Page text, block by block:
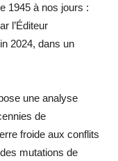
1945 à nos jours :
l’Éditeur
2024, dans un
une analyse
de
froide aux conflits
mutations de